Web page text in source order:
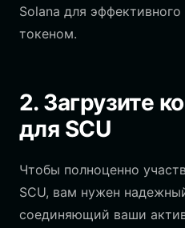
Solana для
токеном.
2. Загрузите
для SCU
Чтобы полноценно
SCU, вам нужен
соединяющий ваши